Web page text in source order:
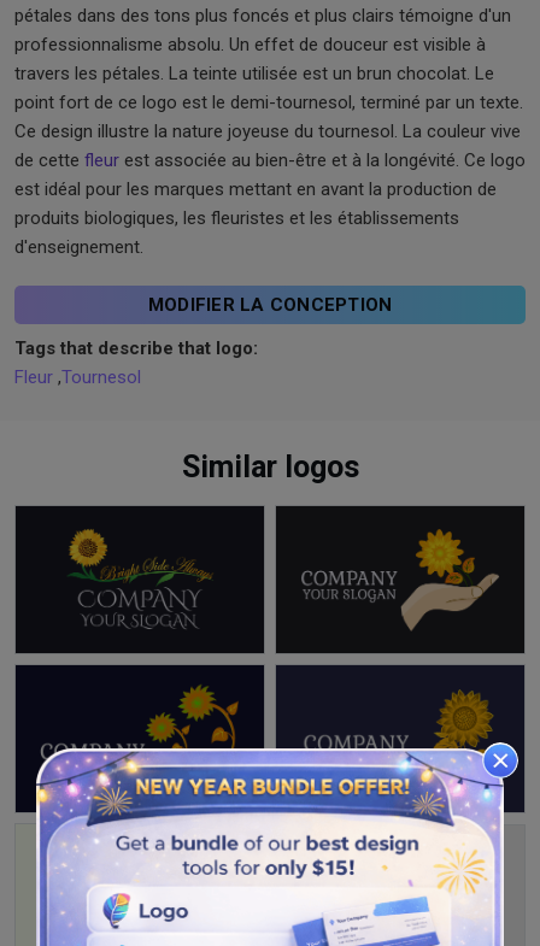
pétales dans des tons plus foncés et plus clairs témoigne d'un
professionnalisme absolu. Un effet de douceur est visible à
travers les pétales. La teinte utilisée est un brun chocolat. Le
point fort de ce logo est le demi-tournesol, terminé par un texte.
Ce design illustre la nature joyeuse du tournesol. La couleur vive
de cette fleur est associée au bien-être et à la longévité. Ce logo
est idéal pour les marques mettant en avant la production de
produits biologiques, les fleuristes et les établissements
d'enseignement.
MODIFIER LA CONCEPTION
Tags that describe that logo:
Fleur ,Tournesol
Similar logos